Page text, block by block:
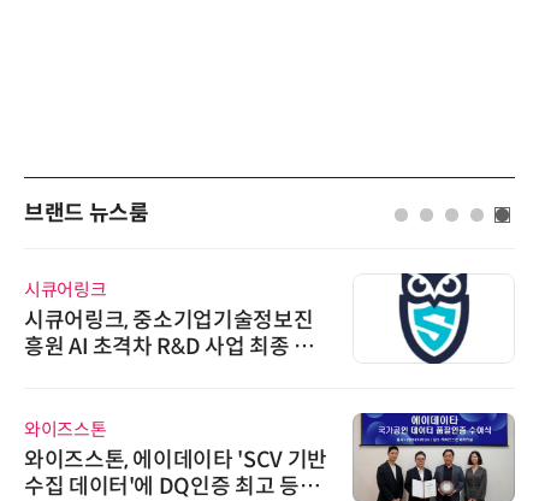
브랜드 뉴스룸
시큐어링크
시큐어링크, 중소기업기술정보진
흥원 AI 초격차 R&D 사업 최종 선
와이즈스톤
와이즈스톤, 에이데이타 'SCV 기반
수집 데이터'에 DQ인증 최고 등급